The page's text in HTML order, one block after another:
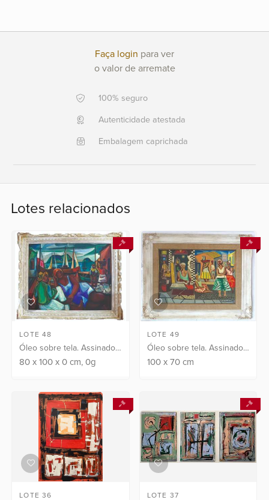
+5521
996911303
Fale
conosco
Faça login para ver
o valor de arremate
100% seguro
Autenticidade atestada
Embalagem caprichada
Lotes relacionados
LOTE 48
Óleo sobre tela. Assinado
C.I.D "E di Cavalcanti".
técnico do escritório...
80x 100x 0cm, 0g
LOTE 49
Óleo sobre tela. Assinado
C.I.D e no verso "E di
100 x70 cm
LOTE 36 LOTE 37